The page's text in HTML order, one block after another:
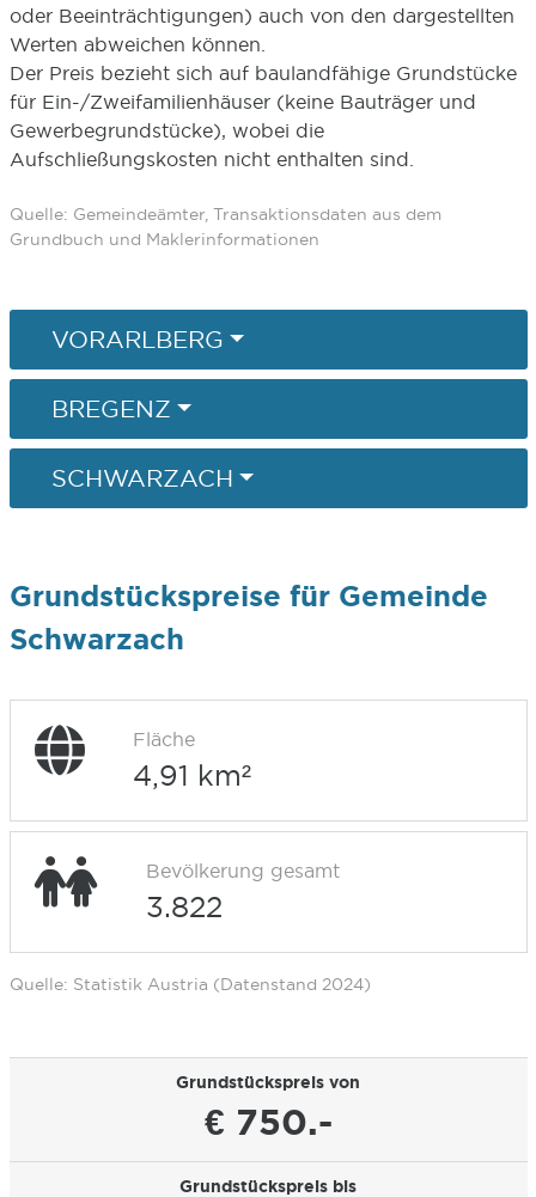
oder Beeinträchtigungen) auch von den dargestellten
Werten abweichen können.
Der Preis bezieht sich auf baulandfähige Grundstücke
für Ein-/Zweifamilienhäuser (keine Bauträger und
Gewerbegrundstücke), wobei die
Aufschließungskosten nicht enthalten sind.
Quelle: Gemeindeämter, Transaktionsdaten aus dem
Grundbuch und Maklerinformationen
VORARLBERG
BREGENZ
SCHWARZACH
Grundstückspreise für Gemeinde
Schwarzach
Fläche
4,91 km²
Bevölkerung gesamt
3.822
Quelle: Statistik Austria (Datenstand 2024)
Grundstückspreis von
€ 750.-
Grundstückspreis bis